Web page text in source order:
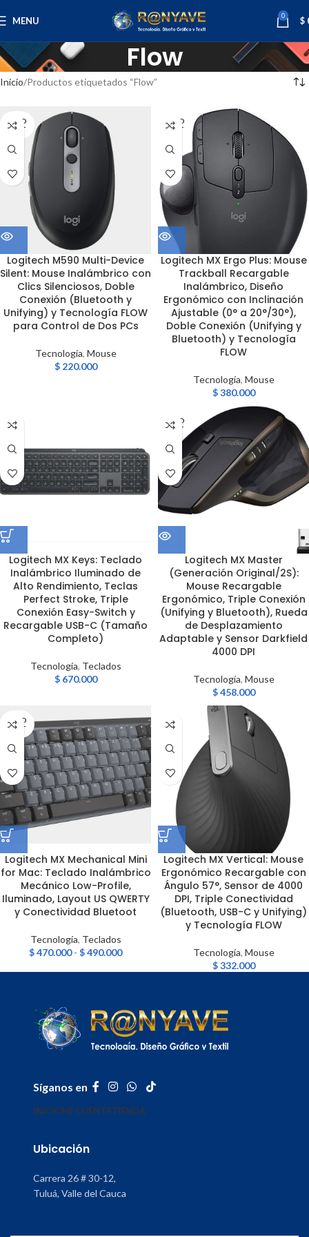
MENU 0 $
Flow
Inicio Productos etiquetados “Flow”
SOLD
OUT
Logitech M590 Multi-Device
Silent: Mouse Inalámbrico con
Clics Silenciosos, Doble
Conexión (Bluetooth y
Unifying) y Tecnología FLOW
para Control de Dos PCs
Tecnología, Mouse
$220.000
SOLD
OUT
Logitech MX Ergo Plus: Mouse
Trackball Recargable
Inalámbrico, Diseño
Ergonómico con Inclinación
Ajustable (0° a 20°/30°),
Doble Conexión (Unifying y
Bluetooth) y Tecnología
FLOW
Tecnología, Mouse
$380.000
Logitech MX Keys: Teclado
Inalámbrico Iluminado de
Alto Rendimiento, Teclas
Perfect Stroke, Triple
Conexión Easy-Switch y
Recargable USB-C (Tamaño
Completo)
Tecnología, Teclados
$670.000
SOLD
OUT
Logitech MX Master
(Generación Original/2S):
Mouse Recargable
Ergonómico, Triple Conexión
(Unifying y Bluetooth), Rueda
de Desplazamiento
Adaptable y Sensor Darkfield
4000 DPI
Tecnología, Mouse
$458.000
SOLD
OUT
Logitech MX Mechanical Mini
for Mac: Teclado Inalámbrico
Mecánico Low-Profile,
Iluminado, Layout US QWERTY
y Conectividad Bluetoot
Tecnología, Teclados
$470.000 - $490.000
Logitech MX Vertical: Mouse
Ergonómico Recargable con
Ángulo 57°, Sensor de 4000
DPI, Triple Conectividad
(Bluetooth, USB-C y Unifying)
y Tecnología FLOW
Tecnología, Mouse
$332.000
Síganos en
INICIOMI CUENTATIENDA
Ubicación
Carrera 26 # 30-12,
Tuluá, Valle del Cauca